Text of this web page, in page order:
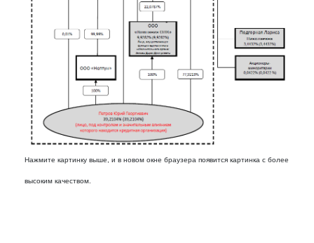
Нажмите картинку выше, и в новом окне браузера появится картинка с более
высоким качеством.